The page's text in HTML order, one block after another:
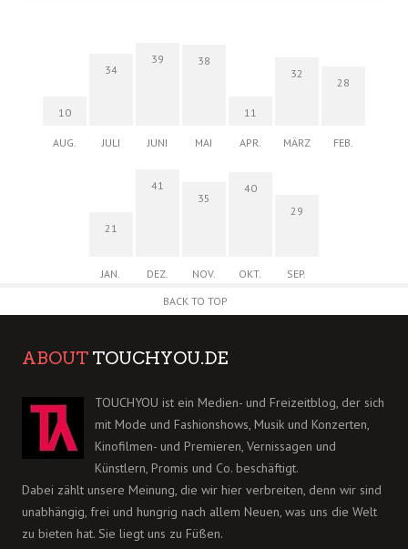
10
AUG.
34
JULI
39
JUNI
38
MAI
11
APR.
32
MÄRZ
28
FEB.
21
JAN.
41
DEZ.
35
NOV.
40
OKT.
29
SEP.
BACK TO TOP
ABOUT TOUCHYOU.DE
TOUCHYOU ist ein Medien- und Freizeitblog, der sich
mit Mode und Fashionshows, Musik und Konzerten,
Kinofilmen- und Premieren, Vernissagen und
Künstlern, Promis und Co. beschäftigt.
Dabei zählt unsere Meinung, die wir hier verbreiten, denn wir sind
unabhängig, frei und hungrig nach allem Neuen, was uns die Welt
zu bieten hat. Sie liegt uns zu Füßen.